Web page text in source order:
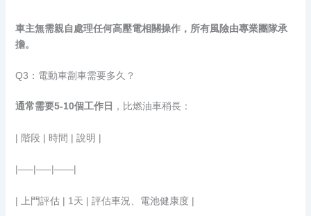
車主無需親自處理任何高壓電相關操作，所有風險由專業團隊承
擔。
Q3：電動車劏車需要多久？
通常需要5-10個工作日 ，比燃油車稍長：
| 階段 | 時間 | 說明 |
|—–|—–|——|
| 上門評估 | 1天 | 評估車況、電池健康度 |